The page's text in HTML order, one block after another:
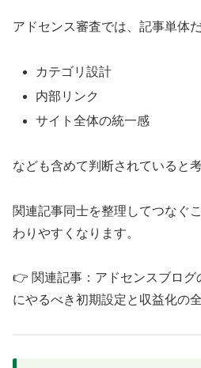
アドセンス審査では、記事単体
カテゴリ設計
内部リンク
サイト全体の統一感
なども含めて判断されていると
関連記事同士を整理してつなぐ
わりやすくなります。
👉 関連記事：アドセンスブログ
にやるべき初期設定と収益化の